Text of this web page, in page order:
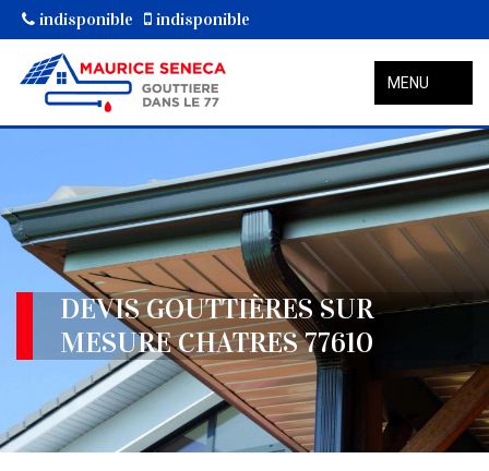
indisponible indisponible
MENU
DEVIS GOUTTIÈRES SUR
MESURE CHATRES 77610